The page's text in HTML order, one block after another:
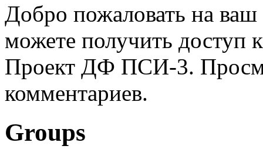
Добро пожаловать на
можете получить доступ
Проект ДФ ПСИ-3.
комментариев.
Groups